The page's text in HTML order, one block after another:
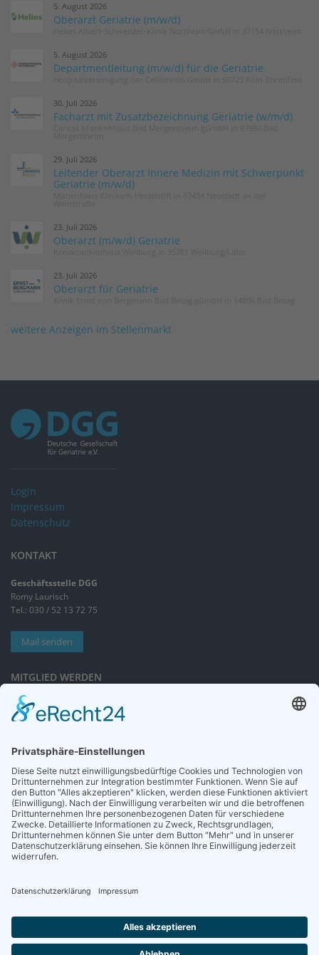
5. August 2026
Oberarzt Geriatrie (m/w/d)
5. August 2026
Departmentleitung (m/w/d) für die Geriatrie
30. Juli 2026
Facharzt mit Zusatzbezeichnung Geriatrie (w/m/d)
29. Juli 2026
Leitender Oberarzt Innere Medizin mit Schwerpunkt
Geriatrie (m/w/d)
23. Juli 2026
Oberarzt (m/w/d) Geriatrie
23. Juli 2026
Oberarzt für Geriatrie
weitere Anzeigen im Stellenmarkt
Login
Impressum
Datenschutz
KONTAKT
Geschäftsstelle DGG
Romy Laurisch
Tel.: 030 / 52 13 72 75
Mail senden
MITGLIED WERDEN
Sieben gute Gründe
für Ihre Mitgliedschaft
NEWSLETTER
Neuigkeiten rund um die Geriatrie und die DGG – regelmäßig in Ihrem
Postfach.
Die Zeitschrift für Gerontologie und Geriatrie informiert über Neues aus
unserem Fach.